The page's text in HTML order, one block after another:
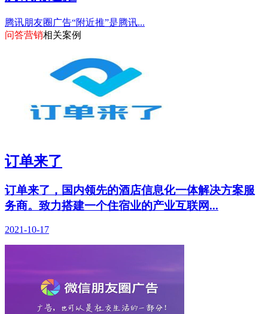
腾讯朋友圈广告“附近推”是腾讯...
问答营销相关案例
订单来了
订单来了，国内领先的酒店信息化一体解决方案服
务商。致力搭建一个住宿业的产业互联网...
2021-10-17